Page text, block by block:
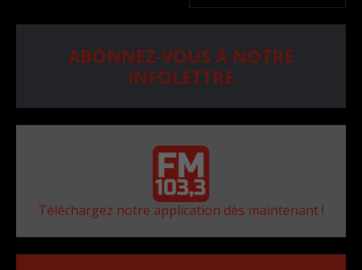
ABONNEZ-VOUS À NOTRE
INFOLETTRE
Téléchargez notre application dès maintenant !